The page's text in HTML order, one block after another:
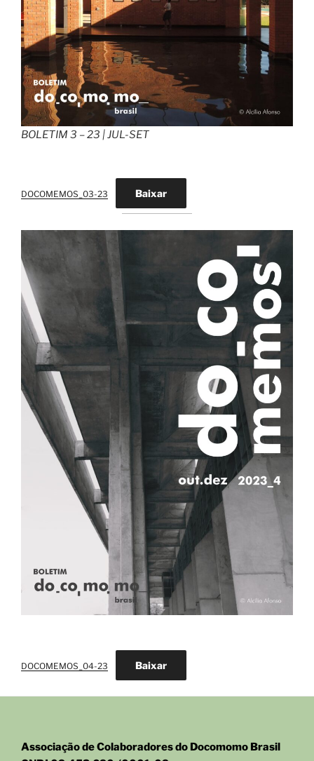
BOLETIM 3 – 23 | JUL-SET
DOCOMEMOS_03-23 Baixar
DOCOMEMOS_04-23 Baixar
Associação de Colaboradores do Docomomo Brasil